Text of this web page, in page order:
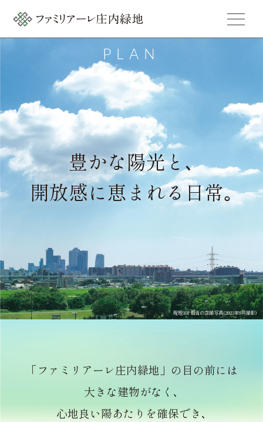
PLAN
豊かな陽光と､
開放感に恵まれる日常｡
現地10F相当の空撮写真(2023年9月撮影)
「ファミリアーレ庄内緑地」の目の前には
大きな建物がなく､
心地良い陽あたりを確保でき､